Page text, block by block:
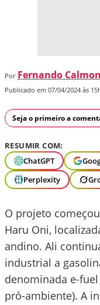
Por Fernando Calmon
Publicado em 07/04/2024 às
Seja o primeiro a
RESUMIR COM:
ChatGPT
Perplexity
O projeto
Haru Oni,
andino. Ali
industrial a
denominada e-
pró-ambiente). A